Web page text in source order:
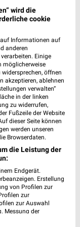
wird die
cookie
Informationen auf
anderen
Einige
möglicherweise
öffnen
akzeptieren, ablehnen
verwalten“
in der linken
zu widerrufen,
Fußzeile der Website
dieser Seite können
werden unseren
Browserdaten.
die Leistung der
Endgerät.
Erstellung
von Profilen zur
zur
zur Auswahl
Messung der